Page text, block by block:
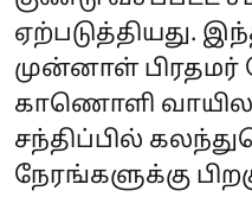
ஏற்படுத்தியது.
முன்னாள்
காணொளி
சந்திப்பில்
நேரங்களுக்கு